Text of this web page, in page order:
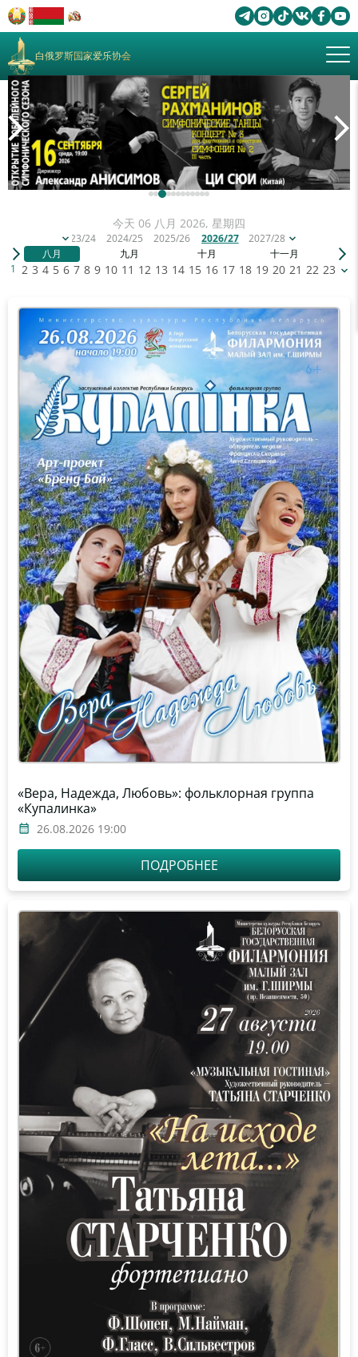
白俄罗斯国家爱乐协会
2023/24 2024/25 2025/26 2026/27 2027/28
今天 06 八月 2026, 星期四
八月 九月 十月 十一月
1 2 3 4 5 6 7 8 9 10 11 12 13 14 15 16 17 18 19 20 21 22 23 24
«Вера, Надежда, Любовь»: фольклорная группа
«Купалинка»
26.08.2026 19:00
ПОДРОБНЕЕ